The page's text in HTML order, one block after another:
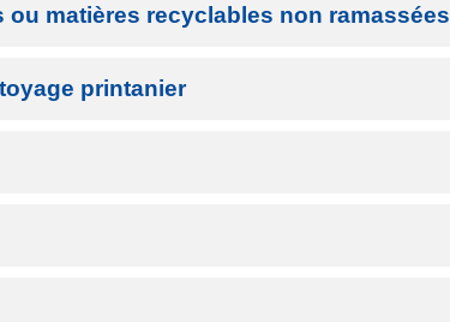
ou matières recyclables non ramassées
printanier